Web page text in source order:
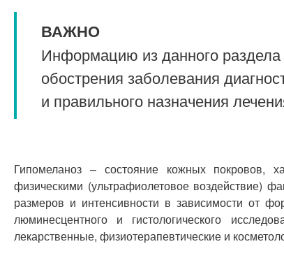
ВАЖНО
Информацию из данного раздела
обострения заболевания
и правильного назначения
Гипомеланоз – состояние кожных покровов,
физическими (ультрафиолетовое воздействие)
размеров и интенсивности в зависимости от
люминесцентного и гистологического
лекарственные, физиотерапевтические и